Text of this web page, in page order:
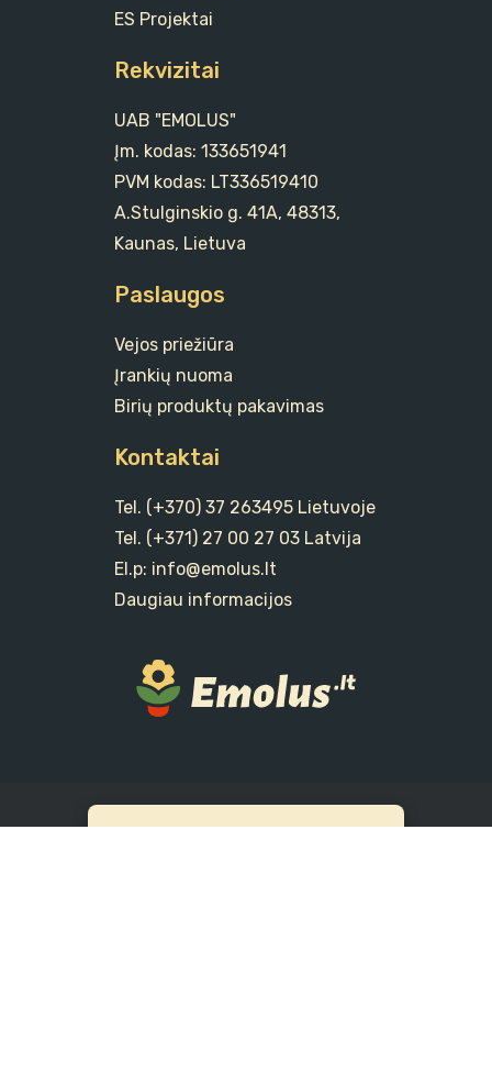
ES Projektai
Rekvizitai
UAB "EMOLUS"
Įm. kodas: 133651941
PVM kodas: LT336519410
A.Stulginskio g. 41A, 48313,
Kaunas, Lietuva
Paslaugos
Vejos priežiūra
Įrankių nuoma
Birių produktų pakavimas
Kontaktai
Tel. (+370) 37 263495 Lietuvoje
Tel. (+371) 27 00 27 03 Latvija
El.p: info@emolus.lt
Daugiau informacijos